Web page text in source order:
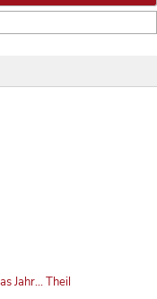
Jahr... Theil